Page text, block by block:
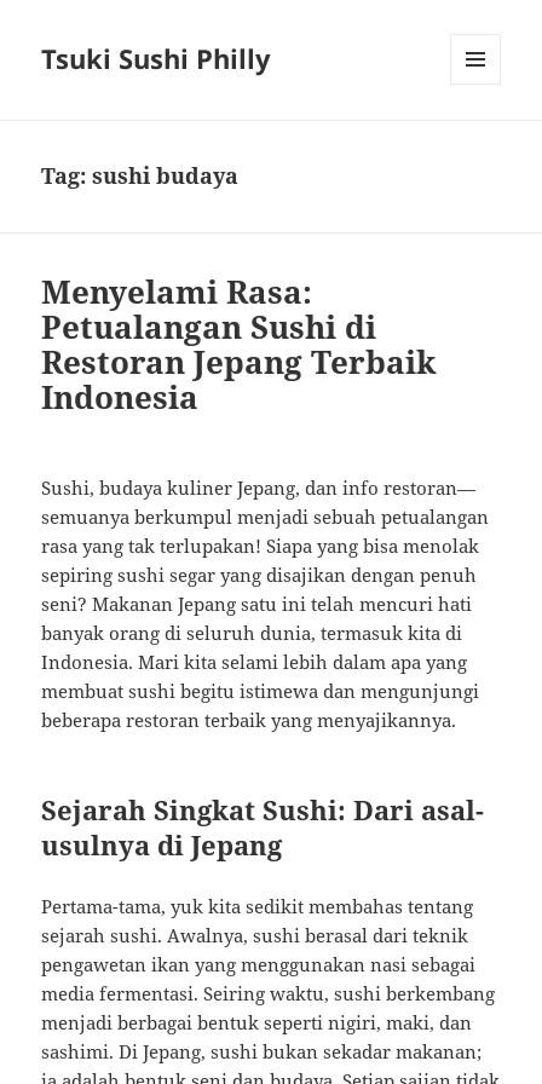
Tsuki Sushi Philly
Tag:sushi budaya
Menyelami Rasa:
Petualangan Sushi di
Restoran Jepang Terbaik
Indonesia
Sushi, budaya kuliner Jepang, dan info restoran—
semuanya berkumpul menjadi sebuah petualangan
rasa yang tak terlupakan! Siapa yang bisa menolak
sepiring sushi segar yang disajikan dengan penuh
seni? Makanan Jepang satu ini telah mencuri hati
banyak orang di seluruh dunia, termasuk kita di
Indonesia. Mari kita selami lebih dalam apa yang
membuat sushi begitu istimewa dan mengunjungi
beberapa restoran terbaik yang menyajikannya.
Sejarah Singkat Sushi: Dari asal-
usulnya di Jepang
Pertama-tama, yuk kita sedikit membahas tentang
sejarah sushi. Awalnya, sushi berasal dari teknik
pengawetan ikan yang menggunakan nasi sebagai
media fermentasi. Seiring waktu, sushi berkembang
menjadi berbagai bentuk seperti nigiri, maki, dan
sashimi. Di Jepang, sushi bukan sekadar makanan;